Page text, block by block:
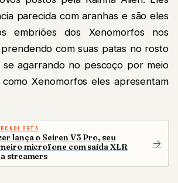
parecida com aranhas e são eles
embriões dos Xenomorfos nos
com suas patas no rosto
se agarrando no pescoço por meio
como Xenomorfos eles apresentam
lança o Seiren V3 Pro, seu
microfone com saída XLR
streamers
→